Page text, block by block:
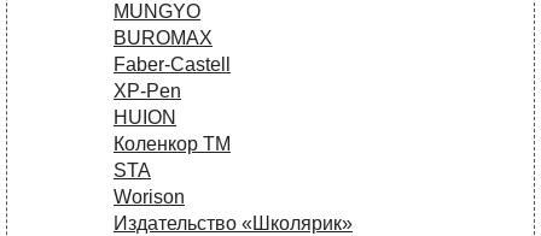
MUNGYO
BUROMAX
Faber-Castell
XP-Pen
HUION
Коленкор ТМ
STA
Worison
Издательство «Школярик»